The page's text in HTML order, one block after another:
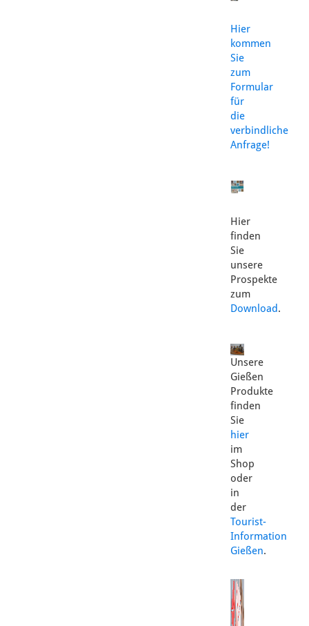
Hier
kommen
Sie
zum
Formular
für
die
verbindliche
Anfrage!
Hier
finden
Sie
unsere
Prospekte
zum
Download.
Unsere
Gießen
Produkte
finden
Sie
hier
im
Shop
oder
in
der
Tourist-
Information
Gießen.